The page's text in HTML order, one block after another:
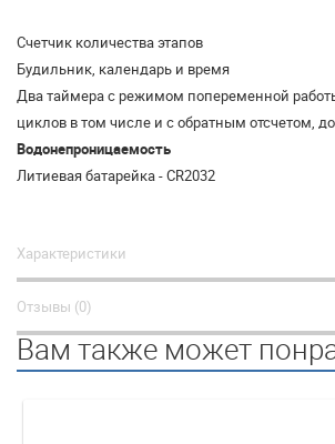
Счетчик количества этапов
Будильник, календарь и время
Два таймера с режимом попеременной
циклов в том числе и с обратным отсчетом,
Водонепроницаемость
Литиевая батарейка - CR2032
Характеристики
Отзывы (0)
Вам также может